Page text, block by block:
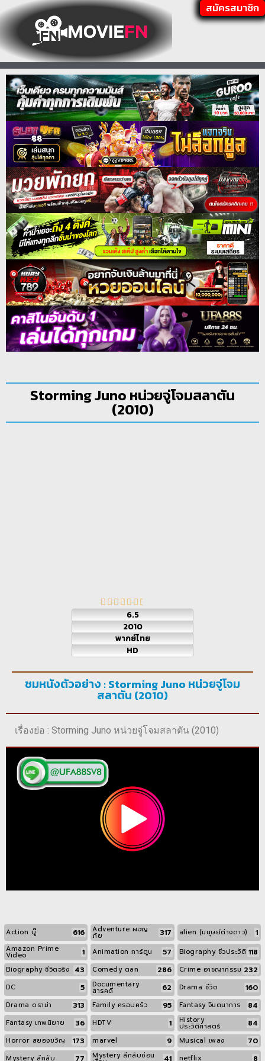
สมัครสมาชิก
Storming Juno หน่วยจู่โจมสลาตัน
(2010)
6.5
2010
พากย์ไทย
HD
ชมหนังตัวอย่าง : Storming Juno หน่วยจู่โจม
สลาตัน (2010)
เรื่องย่อ : Storming Juno หน่วยจู่โจมสลาตัน (2010)
Action บู๊ 616 Adventure ผจญ
ภัย 317 alien (มนุษย์ต่างดาว) 1
Amazon Prime
Video 1 Animation การ์ตูน 57 Biography ชีวประวัติ 118
Biography ชีวิตจริง 43 Comedy ตลก 286 Crime อาชญากรรม 232
DC 5 Documentary
สารคดี 62 Drama ชีวิต 160
Drama ดราม่า 313 Family ครอบครัว 95 Fantasy จินตนาการ 84
Fantasy เทพนิยาย 36 HDTV 1 History
ประวัติศาสตร์ 84
Horror สยองขวัญ 173 marvel 9 Musical เพลง 70
Mystery ลึกลับ 77 Mystery ลึกลับซ่อน 41 netflix 8